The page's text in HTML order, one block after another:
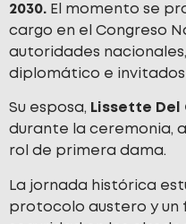
2030. El momento se
cargo en el Congreso
autoridades
diplomático e invitados
Su esposa, Lissette Del
durante la ceremonia,
rol de primera dama.
La jornada histórica
protocolo austero y un